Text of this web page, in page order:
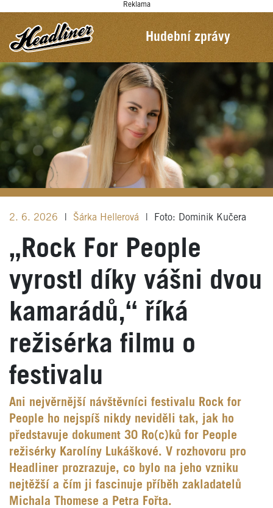
Reklama
Hudební zprávy
2. 6. 2026 Šárka Hellerová Foto: Dominik Kučera
„Rock For People
vyrostl díky vášni dvou
kamarádů,“ říká
režisérka filmu o
festivalu
Ani nejvěrnější návštěvníci festivalu Rock for
People ho nejspíš nikdy neviděli tak, jak ho
představuje dokument 30 Ro(c)ků for People
režisérky Karolíny Lukáškové. V rozhovoru pro
Headliner prozrazuje, co bylo na jeho vzniku
nejtěžší a čím ji fascinuje příběh zakladatelů
Michala Thomese a Petra Fořta.